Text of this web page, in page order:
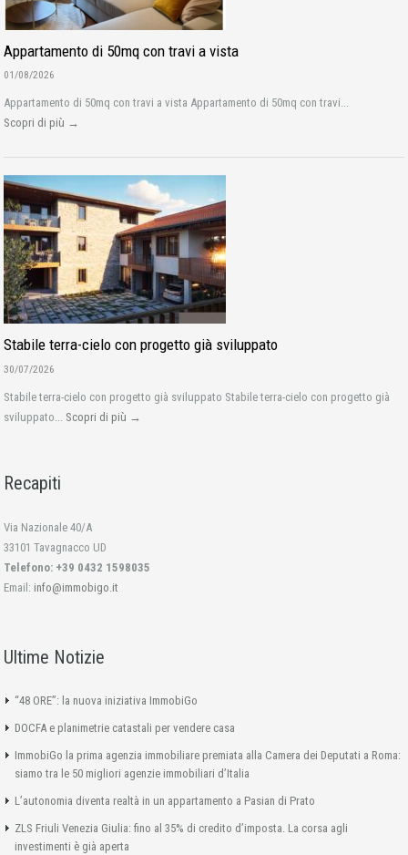
Appartamento di 50mq con travi a vista
01/08/2026
Appartamento di 50mq con travi a vista Appartamento di 50mq con travi...
Scopri di più →
Stabile terra-cielo con progetto già sviluppato
30/07/2026
Stabile terra-cielo con progetto già sviluppato Stabile terra-cielo con progetto già
sviluppato... Scopri di più →
Recapiti
Via Nazionale 40/A
33101 Tavagnacco UD
Telefono: +39 0432 1598035
Email: info@immobigo.it
Ultime Notizie
“48 ORE”: la nuova iniziativa ImmobiGo
DOCFA e planimetrie catastali per vendere casa
ImmobiGo la prima agenzia immobiliare premiata alla Camera dei Deputati a Roma:
siamo tra le 50 migliori agenzie immobiliari d’Italia
L’autonomia diventa realtà in un appartamento a Pasian di Prato
ZLS Friuli Venezia Giulia: fino al 35% di credito d’imposta. La corsa agli
investimenti è già aperta